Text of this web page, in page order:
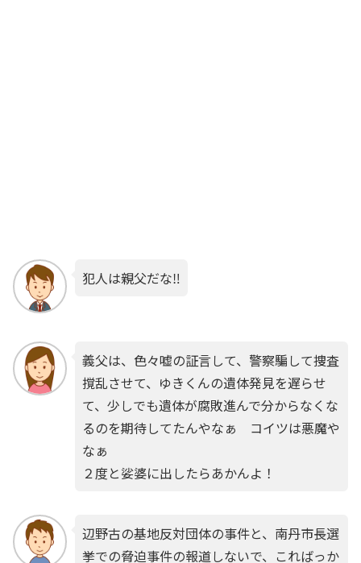
犯人は親父だな‼️
義父は、色々嘘の証言して、警察騙して捜査
撹乱させて、ゆきくんの遺体発見を遅らせ
て、少しでも遺体が腐敗進んで分からなくな
るのを期待してたんやなぁ コイツは悪魔や
なぁ
２度と娑婆に出したらあかんよ！
辺野古の基地反対団体の事件と、南丹市長選
挙での脅迫事件の報道しないで、こればっか